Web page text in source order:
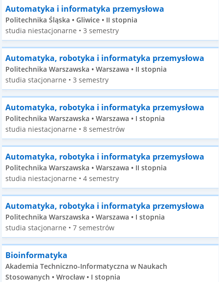
Automatyka i informatyka przemysłowa
Politechnika Śląska • Gliwice • II stopnia
studia niestacjonarne • 3 semestry
Automatyka, robotyka i informatyka przemysłowa
Politechnika Warszawska • Warszawa • II stopnia
studia stacjonarne • 3 semestry
Automatyka, robotyka i informatyka przemysłowa
Politechnika Warszawska • Warszawa • I stopnia
studia niestacjonarne • 8 semestrów
Automatyka, robotyka i informatyka przemysłowa
Politechnika Warszawska • Warszawa • II stopnia
studia niestacjonarne • 4 semestry
Automatyka, robotyka i informatyka przemysłowa
Politechnika Warszawska • Warszawa • I stopnia
studia stacjonarne • 7 semestrów
Bioinformatyka
Akademia Techniczno-Informatyczna w Naukach
Stosowanych • Wrocław • I stopnia